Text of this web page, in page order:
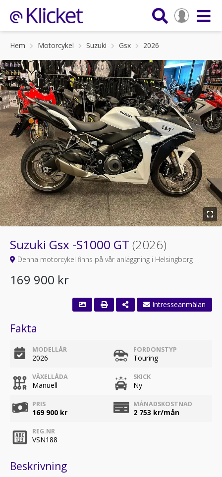
Hem Motorcykel Suzuki Gsx 2026
Suzuki Gsx -S1000 GT (2026)
Denna motorcykel finns på vår anläggning i Helsingborg
169 900 kr
Fakta
MODELLÅR
2026
FORDONSTYP
Touring
VÄXELLÅDA
Manuell
SKICK
Ny
PRIS
169 900 kr
MÅNADSKOSTNAD
2 753 kr/mån
REG.NR
VSN188
Beskrivning